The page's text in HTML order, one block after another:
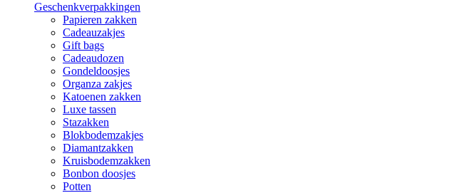
Geschenkverpakkingen
Papieren zakken
Cadeauzakjes
Gift bags
Cadeaudozen
Gondeldoosjes
Organza zakjes
Katoenen zakken
Luxe tassen
Stazakken
Blokbodemzakjes
Diamantzakken
Kruisbodemzakken
Bonbon doosjes
Potten